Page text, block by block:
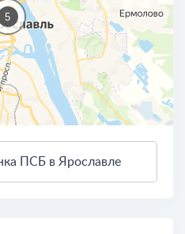
5
ПСБ в Ярославле